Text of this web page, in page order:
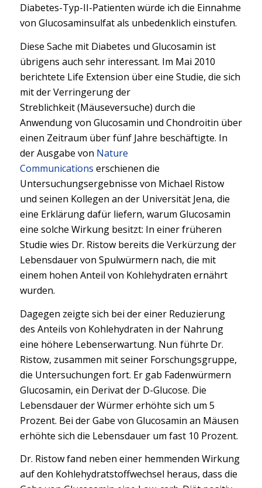
Diabetes-Typ-II-Patienten würde ich die Einnahme
von Glucosaminsulfat als unbedenklich einstufen.
Diese Sache mit Diabetes und Glucosamin ist
übrigens auch sehr interessant. Im Mai 2010
berichtete Life Extension über eine Studie, die sich
mit der Verringerung der
Streblichkeit (Mäuseversuche) durch die
Anwendung von Glucosamin und Chondroitin über
einen Zeitraum über fünf Jahre beschäftigte. In
der Ausgabe von Nature
Communications erschienen die
Untersuchungsergebnisse von Michael Ristow
und seinen Kollegen an der Universität Jena, die
eine Erklärung dafür liefern, warum Glucosamin
eine solche Wirkung besitzt: In einer früheren
Studie wies Dr. Ristow bereits die Verkürzung der
Lebensdauer von Spulwürmern nach, die mit
einem hohen Anteil von Kohlehydraten ernährt
wurden.
Dagegen zeigte sich bei der einer Reduzierung
des Anteils von Kohlehydraten in der Nahrung
eine höhere Lebenserwartung. Nun führte Dr.
Ristow, zusammen mit seiner Forschungsgruppe,
die Untersuchungen fort. Er gab Fadenwürmern
Glucosamin, ein Derivat der D-Glucose. Die
Lebensdauer der Würmer erhöhte sich um 5
Prozent. Bei der Gabe von Glucosamin an Mäusen
erhöhte sich die Lebensdauer um fast 10 Prozent.
Dr. Ristow fand neben einer hemmenden Wirkung
auf den Kohlehydratstoffwechsel heraus, dass die